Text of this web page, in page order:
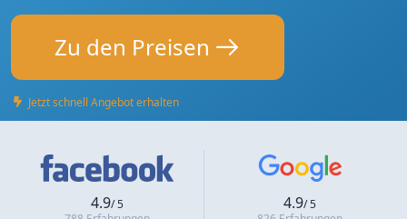
Zu den Preisen
Jetzt schnell Angebot erhalten
4.9/ 5
4.9/ 5